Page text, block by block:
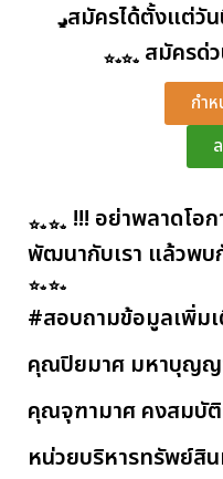
สมัครได้ตั้งแต่วั
สมัครด่
กำ
!!! อย่าพลาดโอ
พัฒนากับเรา แล้วพบ
#สอบถามข้อมูลเพิ่ม
คุณปิยมาศ มหาบุญ
คุณจุฑามาศ คงสมบั
หน่วยบริหารทรัพย์สิ